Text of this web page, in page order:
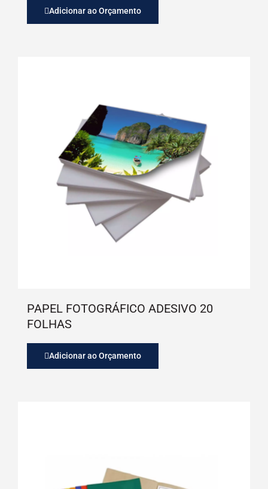
Adicionar ao Orçamento
PAPEL FOTOGRÁFICO ADESIVO 20
FOLHAS
Adicionar ao Orçamento